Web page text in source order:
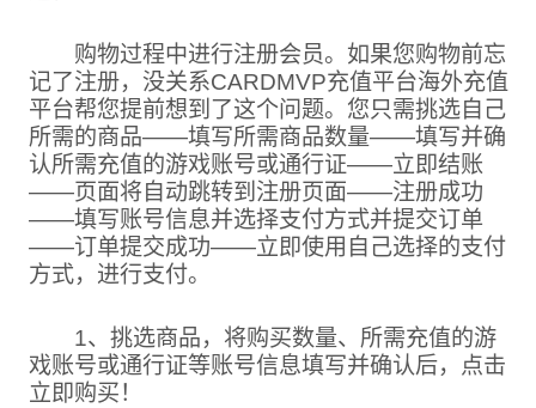
购物过程中进行注册会员。如果您购物前忘
记了注册，没关系CARDMVP充值平台海外充值
平台帮您提前想到了这个问题。您只需挑选自己
所需的商品——填写所需商品数量——填写并确
认所需充值的游戏账号或通行证——立即结账
——页面将自动跳转到注册页面——注册成功
——填写账号信息并选择支付方式并提交订单
——订单提交成功——立即使用自己选择的支付
方式，进行支付。
1、挑选商品，将购买数量、所需充值的游
戏账号或通行证等账号信息填写并确认后，点击
立即购买！